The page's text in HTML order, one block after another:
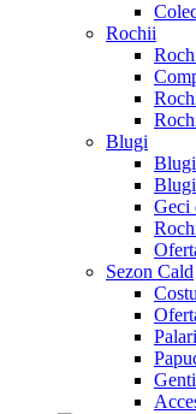
Rochii
Blugi
Blugi
Geci
Sezon Cald